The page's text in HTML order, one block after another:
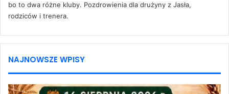
e
bo to dwa różne kluby. Pozdrowienia dla drużyny z Jasła,
rodziców i trenera.
NAJNOWSZE WPISY